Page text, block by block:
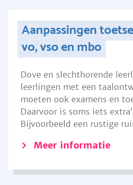
Aanpassingen
vo, vso en mbo
Dove en slechthorende
leerlingen met een
moeten ook examens en
Daarvoor is soms iets
Bijvoorbeeld een rustige
Meer informatie